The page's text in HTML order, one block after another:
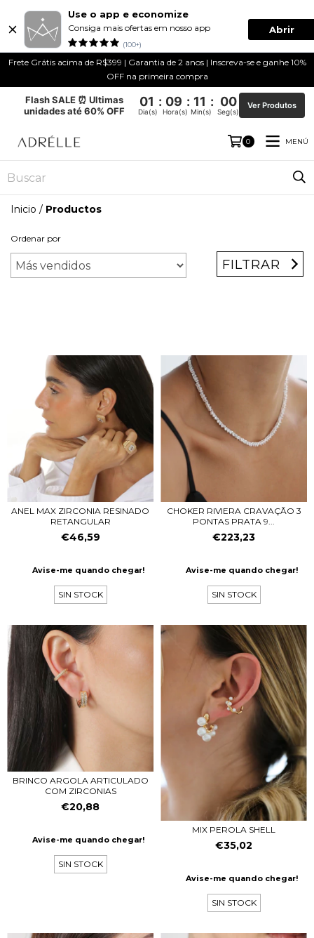
Use o app e economize
Consiga mais ofertas em nosso app
(100+)
Abrir
Frete Grátis acima de R$399 | Garantia de 2 anos | Inscreva-se e ganhe 10%
OFF na primeira compra
Flash SALE ⏰ Ultimas
unidades até 60% OFF
01 : 09 : 11 : 00
Dia(s) Hora(s) Min(s) Seg(s)
Ver Produtos
0 MENÚ
Inicio / Productos
Ordenar por
FILTRAR
ANEL MAX ZIRCONIA RESINADO
RETANGULAR
€46,59
Avise-me quando chegar!
SIN STOCK
CHOKER RIVIERA CRAVAÇÃO 3
PONTAS PRATA 9...
€223,23
Avise-me quando chegar!
SIN STOCK
BRINCO ARGOLA ARTICULADO
COM ZIRCONIAS
€20,88
Avise-me quando chegar!
SIN STOCK
MIX PEROLA SHELL
€35,02
Avise-me quando chegar!
SIN STOCK